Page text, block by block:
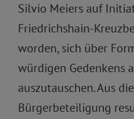
Silvio Meiers auf
Friedrichshain-
worden, sich über
würdigen Gedenkens
auszutauschen. Aus
Bürgerbeteiligung